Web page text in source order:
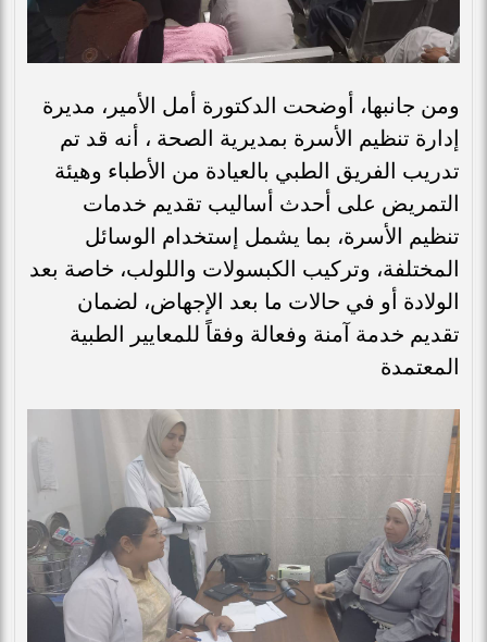
ومن جانبها، أوضحت الدكتورة أمل الأمير، مديرة
إدارة تنظيم الأسرة بمديرية الصحة ، أنه قد تم
تدريب الفريق الطبي بالعيادة من الأطباء وهيئة
التمريض على أحدث أساليب تقديم خدمات
تنظيم الأسرة، بما يشمل إستخدام الوسائل
المختلفة، وتركيب الكبسولات واللولب، خاصة بعد
الولادة أو في حالات ما بعد الإجهاض، لضمان
تقديم خدمة آمنة وفعالة وفقاً للمعايير الطبية
المعتمدة